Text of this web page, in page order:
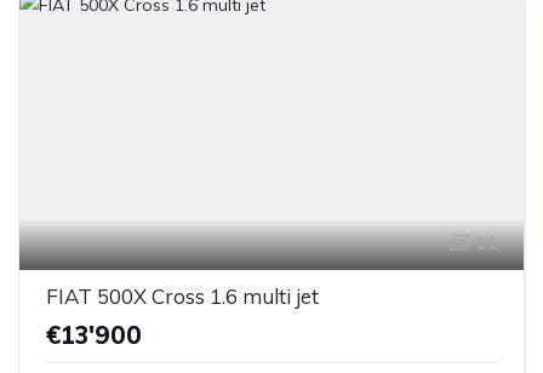
11
FIAT 500X Cross 1.6 multi jet
€13'900